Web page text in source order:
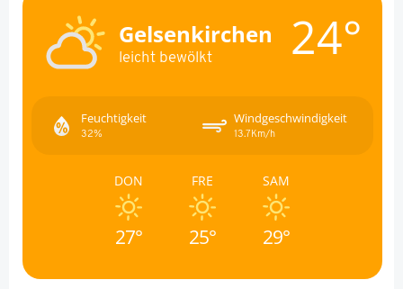
Gelsenkirchen
leicht bewölkt 24°
Feuchtigkeit
32%
Windgeschwindigkeit
13.7Km/h
DON
27°
FRE
25°
SAM
29°